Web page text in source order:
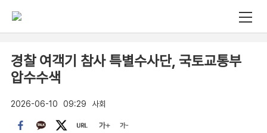
경찰 여객기 참사 특별수사단, 국토교통부
압수수색
2026-06-10 09:29 사회